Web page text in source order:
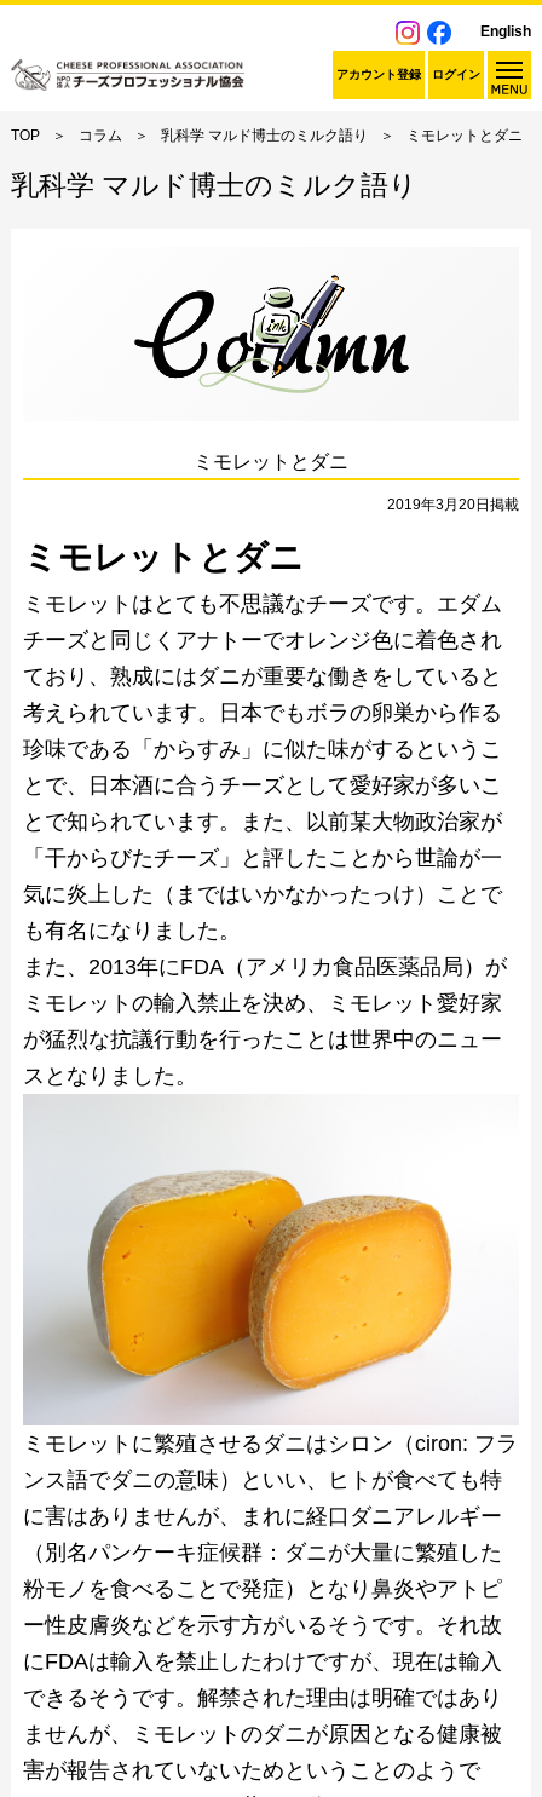
English
アカウント登録 ログイン
TOP コラム 乳科学 マルド博士のミルク語り ミモレットとダニ
乳科学 マルド博士のミルク語り
ミモレットとダニ
2019年3月20日掲載
ミモレットとダニ
ミモレットはとても不思議なチーズです。エダム
チーズと同じくアナトーでオレンジ色に着色され
ており、熟成にはダニが重要な働きをしていると
考えられています。日本でもボラの卵巣から作る
珍味である「からすみ」に似た味がするというこ
とで、日本酒に合うチーズとして愛好家が多いこ
とで知られています。また、以前某大物政治家が
「干からびたチーズ」と評したことから世論が一
気に炎上した（まではいかなかったっけ）ことで
も有名になりました。
また、2013年にFDA（アメリカ食品医薬品局）が
ミモレットの輸入禁止を決め、ミモレット愛好家
が猛烈な抗議行動を行ったことは世界中のニュー
スとなりました。
ミモレットに繁殖させるダニはシロン（ciron: フラ
ンス語でダニの意味）といい、ヒトが食べても特
に害はありませんが、まれに経口ダニアレルギー
（別名パンケーキ症候群：ダニが大量に繁殖した
粉モノを食べることで発症）となり鼻炎やアトピ
ー性皮膚炎などを示す方がいるそうです。それ故
にFDAは輸入を禁止したわけですが、現在は輸入
できるそうです。解禁された理由は明確ではあり
ませんが、ミモレットのダニが原因となる健康被
害が報告されていないためということのようで